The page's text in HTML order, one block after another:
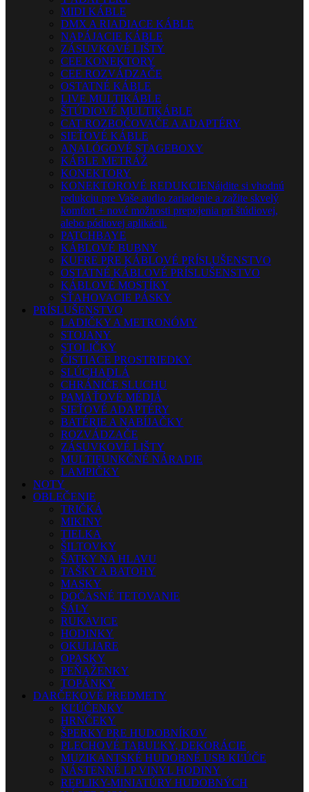
MIDI KÁBLE
DMX A RIADIACE KÁBLE
NAPÁJACIE KÁBLE
ZÁSUVKOVÉ LIŠTY
CEE KONEKTORY
CEE ROZVÁDZAČE
OSTATNÉ KÁBLE
LIVE MULTIKÁBLE
ŠTÚDIOVÉ MULTIKÁBLE
CAT ROZBOČOVAČE A ADAPTÉRY
SIEŤOVÉ KÁBLE
ANALÓGOVÉ STAGEBOXY
KÁBLE METRÁŽ
KONEKTORY
KONEKTOROVÉ REDUKCIENájdite si vhodnú
redukciu pre Vaše audio zariadenie a zažite skvelý
komfort + nové možnosti prepojenia pri štúdiovej,
alebo pódiovej aplikácii.
PATCHBAYE
KÁBLOVÉ BUBNY
KUFRE PRE KÁBLOVÉ PRÍSLUŠENSTVO
OSTATNÉ KÁBLOVÉ PRÍSLUŠENSTVO
KÁBLOVÉ MOSTÍKY
SŤAHOVACIE PÁSKY
PRÍSLUŠENSTVO
LADIČKY A METRONÓMY
STOJANY
STOLIČKY
ČISTIACE PROSTRIEDKY
SLÚCHADLÁ
CHRÁNIČE SLUCHU
PAMÄŤOVÉ MÉDIÁ
SIEŤOVÉ ADAPTÉRY
BATÉRIE A NABÍJAČKY
ROZVÁDZAČE
ZÁSUVKOVÉ LIŠTY
MULTIFUNKČNÉ NÁRADIE
LAMPIČKY
NOTY
OBLEČENIE
TRIČKÁ
MIKINY
TIELKA
ŠILTOVKY
ŠATKY NA HLAVU
TAŠKY A BATOHY
MASKY
DOČASNÉ TETOVANIE
ŠÁLY
RUKAVICE
HODINKY
OKULIARE
OPASKY
PEŇAŽENKY
TOPÁNKY
DARČEKOVÉ PREDMETY
KĽÚČENKY
HRNČEKY
ŠPERKY PRE HUDOBNÍKOV
PLECHOVÉ TABUĽKY, DEKORÁCIE
MUZIKANTSKÉ HUDOBNÉ USB KĽÚČE
NÁSTENNÉ LP VINYL HODINY
REPLIKY-MINIATÚRY HUDOBNÝCH